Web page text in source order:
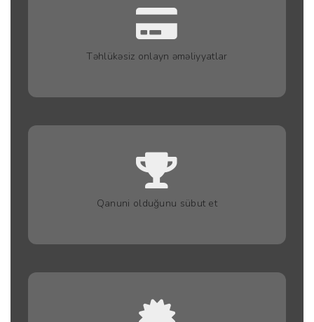
Təhlükəsiz onlayn əməliyyatlar
Qanuni olduğunu sübut et